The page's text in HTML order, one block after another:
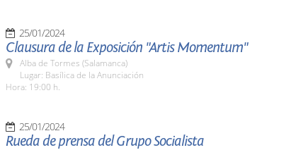
25/01/2024
Clausura de la Exposición "Artis Momentum"
Alba de Tormes (Salamanca)
Lugar: Basílica de la Anunciación
Hora: 19:00 h.
25/01/2024
Rueda de prensa del Grupo Socialista